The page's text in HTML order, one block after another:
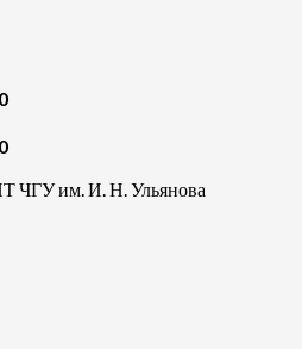
ЧГУ им. И. Н. Ульянова